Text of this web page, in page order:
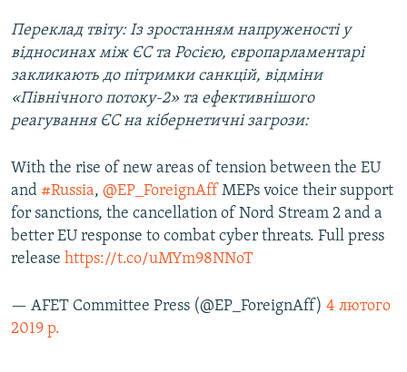
Переклад твіту: Із зростанням напруженості у
відносинах між ЄС та Росією, європарламентарі
закликають до пітримки санкцій, відміни
«Північного потоку-2» та ефективнішого
реагування ЄС на кібернетичні загрози:
With the rise of new areas of tension between the EU
and #Russia, @EP_ForeignAff MEPs voice their support
for sanctions, the cancellation of Nord Stream 2 and a
better EU response to combat cyber threats. Full press
release https://t.co/uMYm98NNoT
— AFET Committee Press (@EP_ForeignAff) 4 лютого
2019 р.